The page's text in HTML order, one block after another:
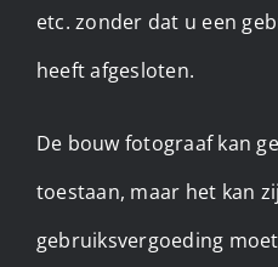
etc. zonder dat u een
heeft afgesloten.
De bouw fotograaf kan
toestaan, maar het kan
gebruiksvergoeding